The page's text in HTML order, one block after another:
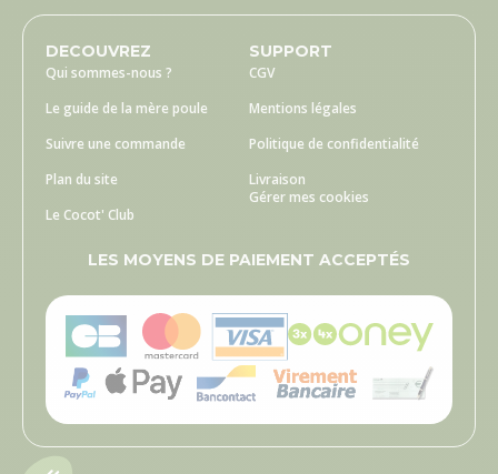
DECOUVREZ
Qui sommes-nous ?
Le guide de la mère poule
Suivre une commande
Plan du site
Le Cocot' Club
SUPPORT
CGV
Mentions légales
Politique de confidentialité
Livraison
Gérer mes cookies
LES MOYENS DE PAIEMENT ACCEPTÉS